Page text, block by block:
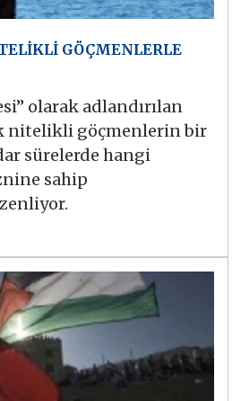
GÖÇMENLERLE
olarak adlandırılan
nitelikli göçmenlerin bir
sürelerde hangi
sahip